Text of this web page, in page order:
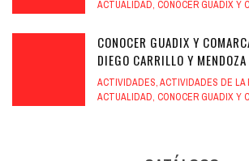
ACTUALIDAD, CONOCER GUADIX Y
CONOCER GUADIX Y
DIEGO CARRILLO Y MENDOZA
ACTIVIDADES,ACTIVIDADES DE LA
ACTUALIDAD, CONOCER GUADIX Y